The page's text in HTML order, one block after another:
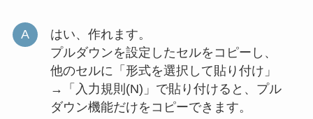
はい、作れます。
プルダウンを設定したセルをコピーし、
他のセルに「形式を選択して貼り付け」
→「入力規則(N)」で貼り付けると、プル
ダウン機能だけをコピーできます。